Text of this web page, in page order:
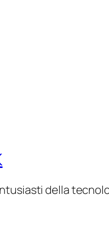
della